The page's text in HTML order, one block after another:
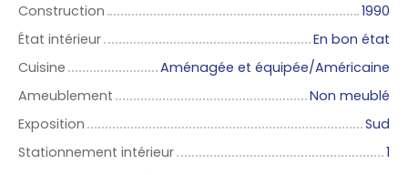
Construction
1990
État intérieur
En bon état
Cuisine
Aménagée et équipée/Américaine
Ameublement
Non meublé
Exposition
Sud
Stationnement intérieur
1